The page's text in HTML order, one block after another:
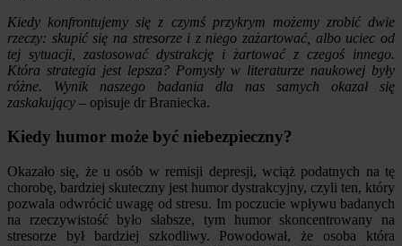
Kiedy konfrontujemy się z czymś przykrym możemy zrobić dwie
rzeczy: skupić się na stresorze i z niego zażartować, albo uciec od
tej sytuacji, zastosować dystrakcję i żartować z czegoś innego.
Która strategia jest lepsza? Pomysły w literaturze naukowej były
różne. Wynik naszego badania dla nas samych okazał się
zaskakujący – opisuje dr Braniecka.
Kiedy humor może być niebezpieczny?
Okazało się, że u osób w remisji depresji, wciąż podatnych na tę
chorobę, bardziej skuteczny jest humor dystrakcyjny, czyli ten, który
pozwala odwrócić uwagę od stresu. Im poczucie wpływu badanych
na rzeczywistość było słabsze, tym humor skoncentrowany na
stresorze był bardziej szkodliwy. Powodował, że osoba która